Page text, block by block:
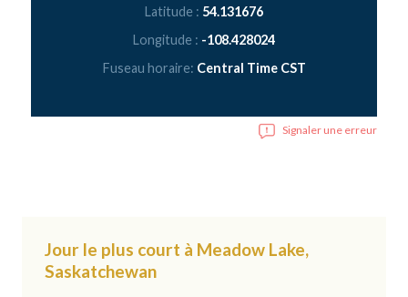
Latitude : 54.131676
Longitude : -108.428024
Fuseau horaire: Central Time CST
Signaler une erreur
Jour le plus court à Meadow Lake,
Saskatchewan